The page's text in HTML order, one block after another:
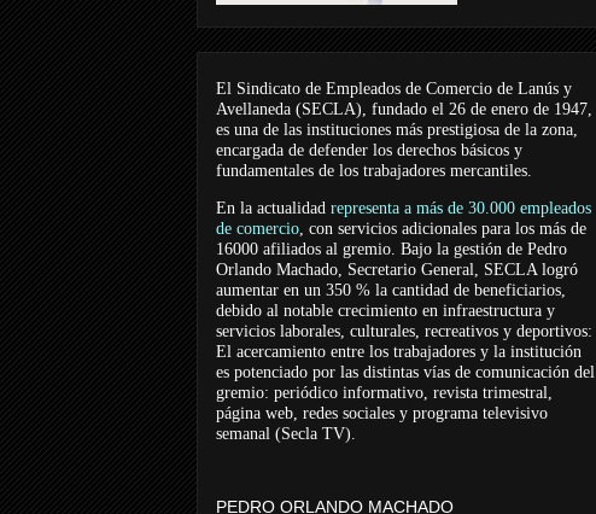
El Sindicato de Empleados de Comercio de Lanús y
Avellaneda (SECLA), fundado el 26 de enero de 1947,
es una de las instituciones más prestigiosa de la zona,
encargada de defender los derechos básicos y
fundamentales de los trabajadores mercantiles.
En la actualidad representa a más de 30.000 empleados
de comercio, con servicios adicionales para los más de
16000 afiliados al gremio. Bajo la gestión de Pedro
Orlando Machado, Secretario General, SECLA logró
aumentar en un 350 % la cantidad de beneficiarios,
debido al notable crecimiento en infraestructura y
servicios laborales, culturales, recreativos y deportivos:
El acercamiento entre los trabajadores y la institución
es potenciado por las distintas vías de comunicación del
gremio: periódico informativo, revista trimestral,
página web, redes sociales y programa televisivo
semanal (Secla TV).
PEDRO ORLANDO MACHADO